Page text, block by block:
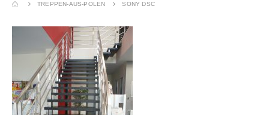
TREPPEN-AUS-POLEN SONY DSC